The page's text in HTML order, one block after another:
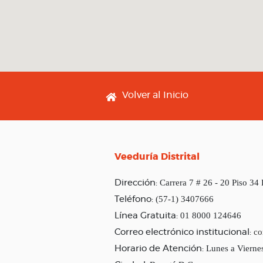
Footer menu
Volver al Inicio
Veeduría Distrital
Dirección: Carrera 7 # 26 - 20 Piso 34
Teléfono: (57-1) 3407666
Línea Gratuita: 01 8000 124646
Correo electrónico institucional:
Horario de Atención: Lunes a